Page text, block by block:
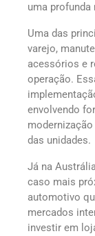
uma
Uma das
varejo,
acessórios e
operação.
envolvendo
das unidades.
Já na
caso mais
automotivo
mercados
investir em